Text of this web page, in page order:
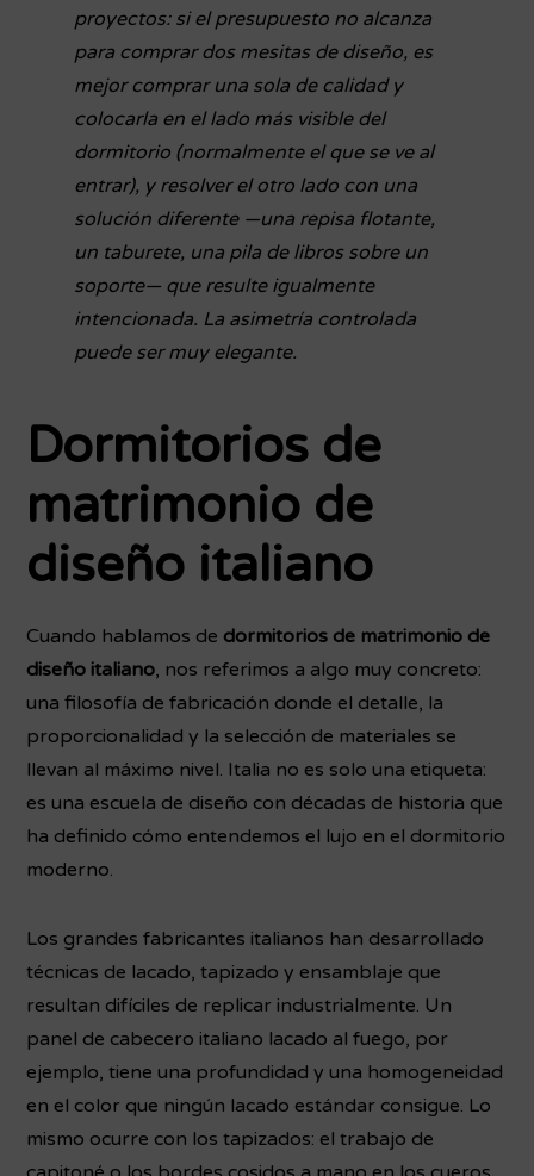
proyectos: si el presupuesto no alcanza
para comprar dos mesitas de diseño, es
mejor comprar una sola de calidad y
colocarla en el lado más visible del
dormitorio (normalmente el que se ve al
entrar), y resolver el otro lado con una
solución diferente —una repisa flotante,
un taburete, una pila de libros sobre un
soporte— que resulte igualmente
intencionada. La asimetría controlada
puede ser muy elegante.
Dormitorios de
matrimonio de
diseño italiano
Cuando hablamos de dormitorios de matrimonio de
diseño italiano, nos referimos a algo muy concreto:
una filosofía de fabricación donde el detalle, la
proporcionalidad y la selección de materiales se
llevan al máximo nivel. Italia no es solo una etiqueta:
es una escuela de diseño con décadas de historia que
ha definido cómo entendemos el lujo en el dormitorio
moderno.
Los grandes fabricantes italianos han desarrollado
técnicas de lacado, tapizado y ensamblaje que
resultan difíciles de replicar industrialmente. Un
panel de cabecero italiano lacado al fuego, por
ejemplo, tiene una profundidad y una homogeneidad
en el color que ningún lacado estándar consigue. Lo
mismo ocurre con los tapizados: el trabajo de